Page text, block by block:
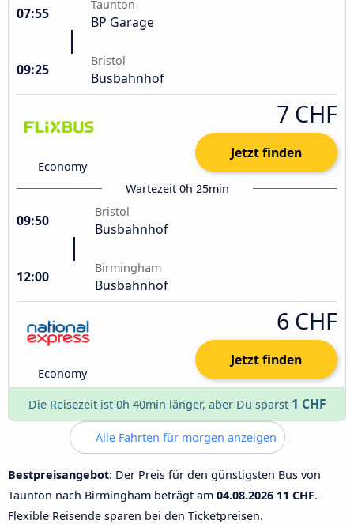
07:55
Taunton
BP Garage
09:25
Bristol
Busbahnhof
Economy
7 CHF
Jetzt finden
Wartezeit 0h 25min
09:50
Bristol
Busbahnhof
12:00
Birmingham
Busbahnhof
Economy
6 CHF
Jetzt finden
Die Reisezeit ist 0h 40min länger, aber Du sparst 1 CHF
Alle Fahrten für morgen anzeigen
Bestpreisangebot: Der Preis für den günstigsten Bus von
Taunton nach Birmingham beträgt am 04.08.2026 11 CHF.
Flexible Reisende sparen bei den Ticketpreisen.